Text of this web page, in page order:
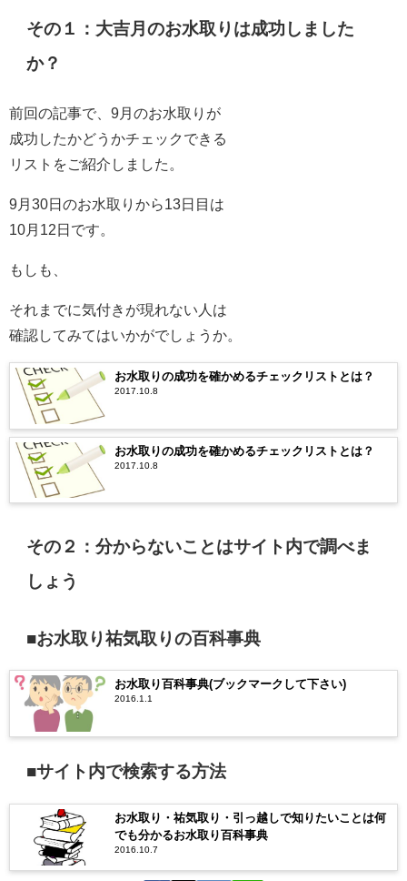
その１：大吉月のお水取りは成功しました
か？
前回の記事で、9月のお水取りが
成功したかどうかチェックできる
リストをご紹介しました。
9月30日のお水取りから13日目は
10月12日です。
もしも、
それまでに気付きが現れない人は
確認してみてはいかがでしょうか。
お水取りの成功を確かめるチェックリストとは？
2017.10.8
お水取りの成功を確かめるチェックリストとは？
2017.10.8
その２：分からないことはサイト内で調べま
しょう
■お水取り祐気取りの百科事典
お水取り百科事典(ブックマークして下さい)
2016.1.1
■サイト内で検索する方法
お水取り・祐気取り・引っ越しで知りたいことは何
でも分かるお水取り百科事典
2016.10.7